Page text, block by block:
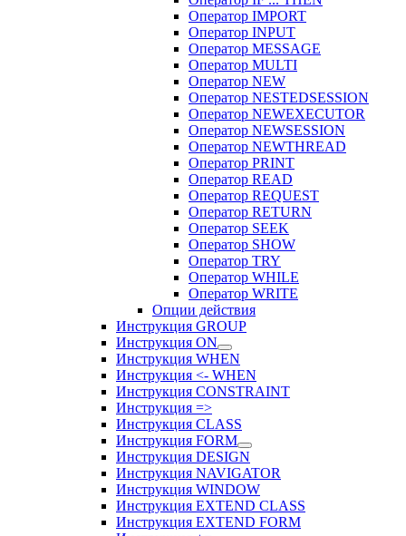
Оператор IMPORT
Оператор INPUT
Оператор MESSAGE
Оператор MULTI
Оператор NEW
Оператор NESTEDSESSION
Оператор NEWEXECUTOR
Оператор NEWSESSION
Оператор NEWTHREAD
Оператор PRINT
Оператор READ
Оператор REQUEST
Оператор RETURN
Оператор SEEK
Оператор SHOW
Оператор TRY
Оператор WHILE
Оператор WRITE
Опции действия
Инструкция GROUP
Инструкция ON
Инструкция WHEN
Инструкция <- WHEN
Инструкция CONSTRAINT
Инструкция =>
Инструкция CLASS
Инструкция FORM
Инструкция DESIGN
Инструкция NAVIGATOR
Инструкция WINDOW
Инструкция EXTEND CLASS
Инструкция EXTEND FORM